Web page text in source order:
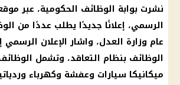
نشرت بوابة الوظائف الحكومية، عبر
الرسمي، إعلانًا جديدًا يطلب عددًا من
عام وزارة العدل، واشار الإعلان
الوظائف بنظام التعاقد، وتشمل
ميكانيكا سيارات وعفشة وكهرباء